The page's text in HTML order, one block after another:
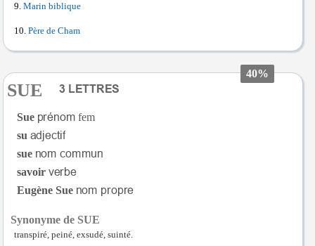
Marin biblique
Père de Cham
40%
SUE
Sue
fem
su
sue
savoir
Eugène Sue
Synonyme de SUE
transpiré, peiné, exsudé, suinté.